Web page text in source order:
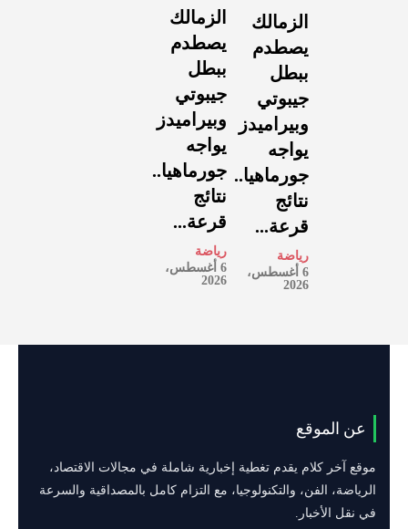
الزمالك
يصطدم
ببطل
جيبوتي
وبيراميدز
يواجه
جورماهيا..
نتائج
قرعة...
رياضة
6 أغسطس،
2026
الزمالك
يصطدم
ببطل
جيبوتي
وبيراميدز
يواجه
جورماهيا..
نتائج
قرعة...
رياضة
6 أغسطس،
2026
عن الموقع
موقع آخر كلام يقدم تغطية إخبارية شاملة في مجالات الاقتصاد،
الرياضة، الفن، والتكنولوجيا، مع التزام كامل بالمصداقية والسرعة
في نقل الأخبار.